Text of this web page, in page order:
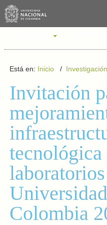
Está en: Inicio/ Investigación
Invitación
tecnológica
Colombia